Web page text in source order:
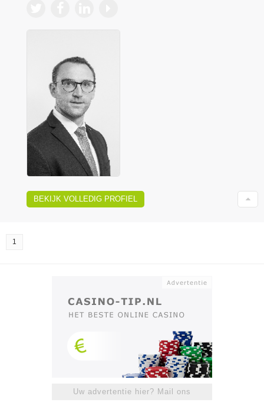
BEKIJK VOLLEDIG PROFIEL
1
Uw advertentie hier? Mail ons